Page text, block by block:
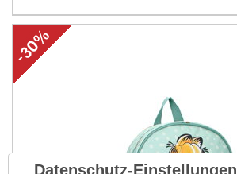
Datenschutz-Einstellungen